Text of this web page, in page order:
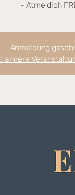
- Atme dich
Anmeldung
andere